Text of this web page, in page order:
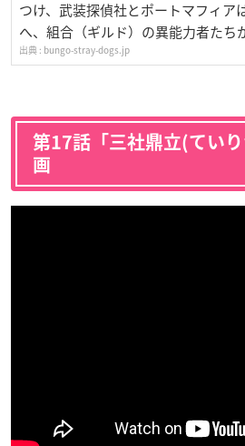
つけ、武装探偵社とポートマフィア
へ、組合（ギルド）の異能力者たち
bungo-stray-dogs.jp
第17話「三社鼎立(てい
画